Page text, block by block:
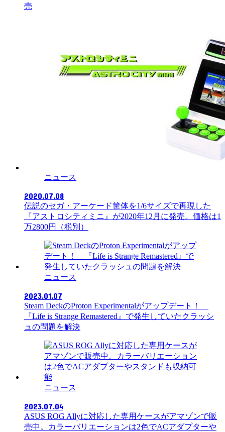
売
ニュース
2020.07.08
伝説のセガ・アーケード筐体を1/6サイズで再現した
『アストロシティミニ』が2020年12月に発売。価格は1
万2800円（税別）
ニュース
2023.01.07
Steam DeckのProton Experimentalがアップデート！
『Life is Strange Remastered』で発生していたクラッシ
ュの問題を解決
ニュース
2023.07.04
ASUS ROG Allyに対応した専用ケースがアマゾンで販
売中。カラーバリエーションは2色でACアダプターや